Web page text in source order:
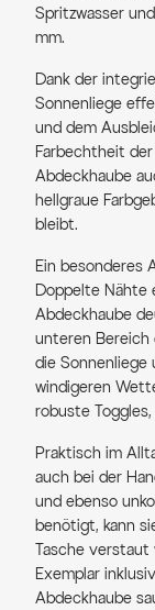
Spritzwasser
mm.
Dank der
Sonnenliege
und dem
Farbechtheit
Abdeckhaube
hellgraue
bleibt.
Ein besonderes
Doppelte Nähte
Abdeckhaube
unteren Bereich
die Sonnenliege
windigeren
robuste
Praktisch im
auch bei der
und ebenso
benötigt, kann
Tasche verstaut
Exemplar
Abdeckhaube